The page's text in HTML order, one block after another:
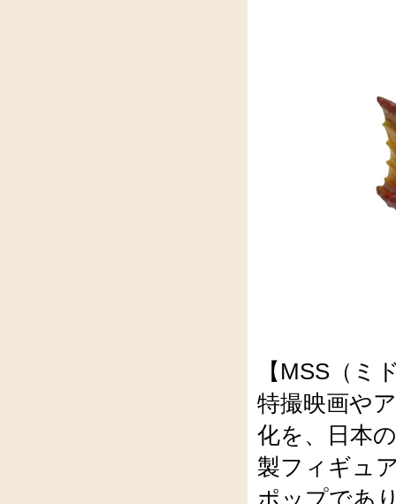
【MSS（ミ
特撮映画や
化を、日本
製フィギュ
ポップであ